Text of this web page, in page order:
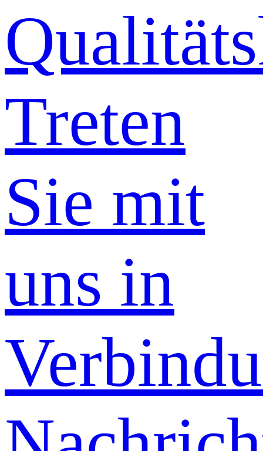
Treten
Sie mit
uns in